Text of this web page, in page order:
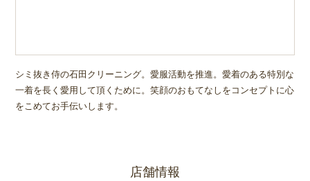
シミ抜き侍の石田クリーニング。愛服活動を推進。愛着のある特別な
一着を長く愛用して頂くために。笑顔のおもてなしをコンセプトに心
をこめてお手伝いします。
店舗情報